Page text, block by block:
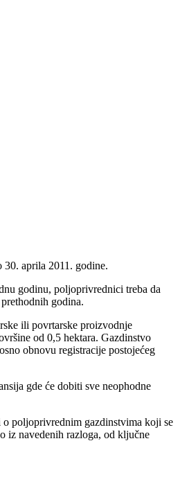
aprila 2011. godine.
godinu, poljoprivrednici treba da
godina.
ili povrtarske proizvodnje
od 0,5 hektara. Gazdinstvo
obnovu registracije postojećeg
gde će dobiti sve neophodne
poljoprivrednim gazdinstvima koji se
iz navedenih razloga, od ključne